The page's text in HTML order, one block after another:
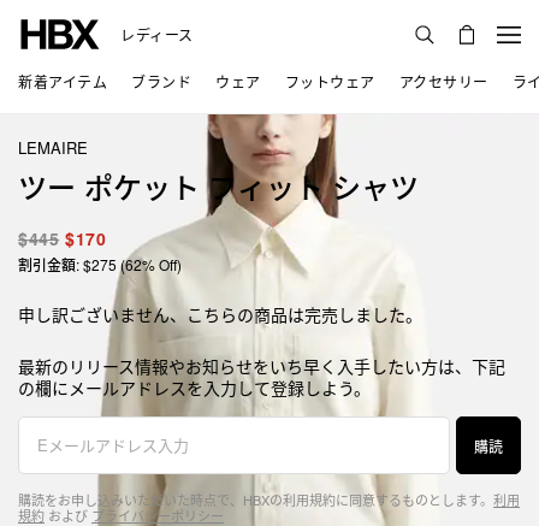
レディース
新着アイテム ブランド ウェア フットウェア アクセサリー ラ
LEMAIRE
ツー ポケット フィット シャツ
$445 $170
割引金額: $275 (62% Off)
申し訳ございません、こちらの商品は完売しました。
最新のリリース情報やお知らせをいち早く入手したい方は、下記
の欄にメールアドレスを入力して登録しよう。
購読
購読をお申し込みいただいた時点で、HBXの利用規約に同意するものとします。 利用
規約 および プライバシーポリシー